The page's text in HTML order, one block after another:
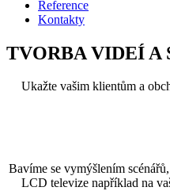
Reference
Kontakty
TVORBA VIDEÍ A
Ukažte vašim klientům a
Bavíme se vymýšlením
LCD televize například na